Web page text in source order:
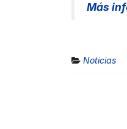
Más
Noticias